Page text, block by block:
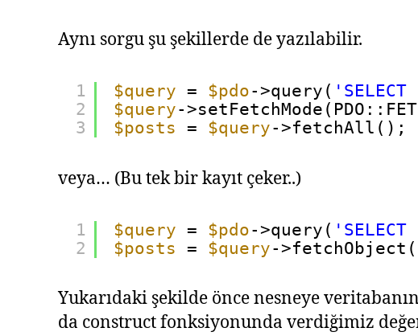
Aynı sorgu şu şekillerde de yazılabilir.
1
2
3
$query = $pdo->query(
$query-
$posts
= $query->fetchAll();
veya… (Bu tek bir kayıt çeker..)
1
2
$query = $pdo->query(
$posts
= $query-
Yukarıdaki şekilde önce nesneye
da construct fonksiyonunda verdiğimiz